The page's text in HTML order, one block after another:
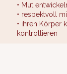
• Mut
• respektvoll
• ihren Körper
kontrollieren